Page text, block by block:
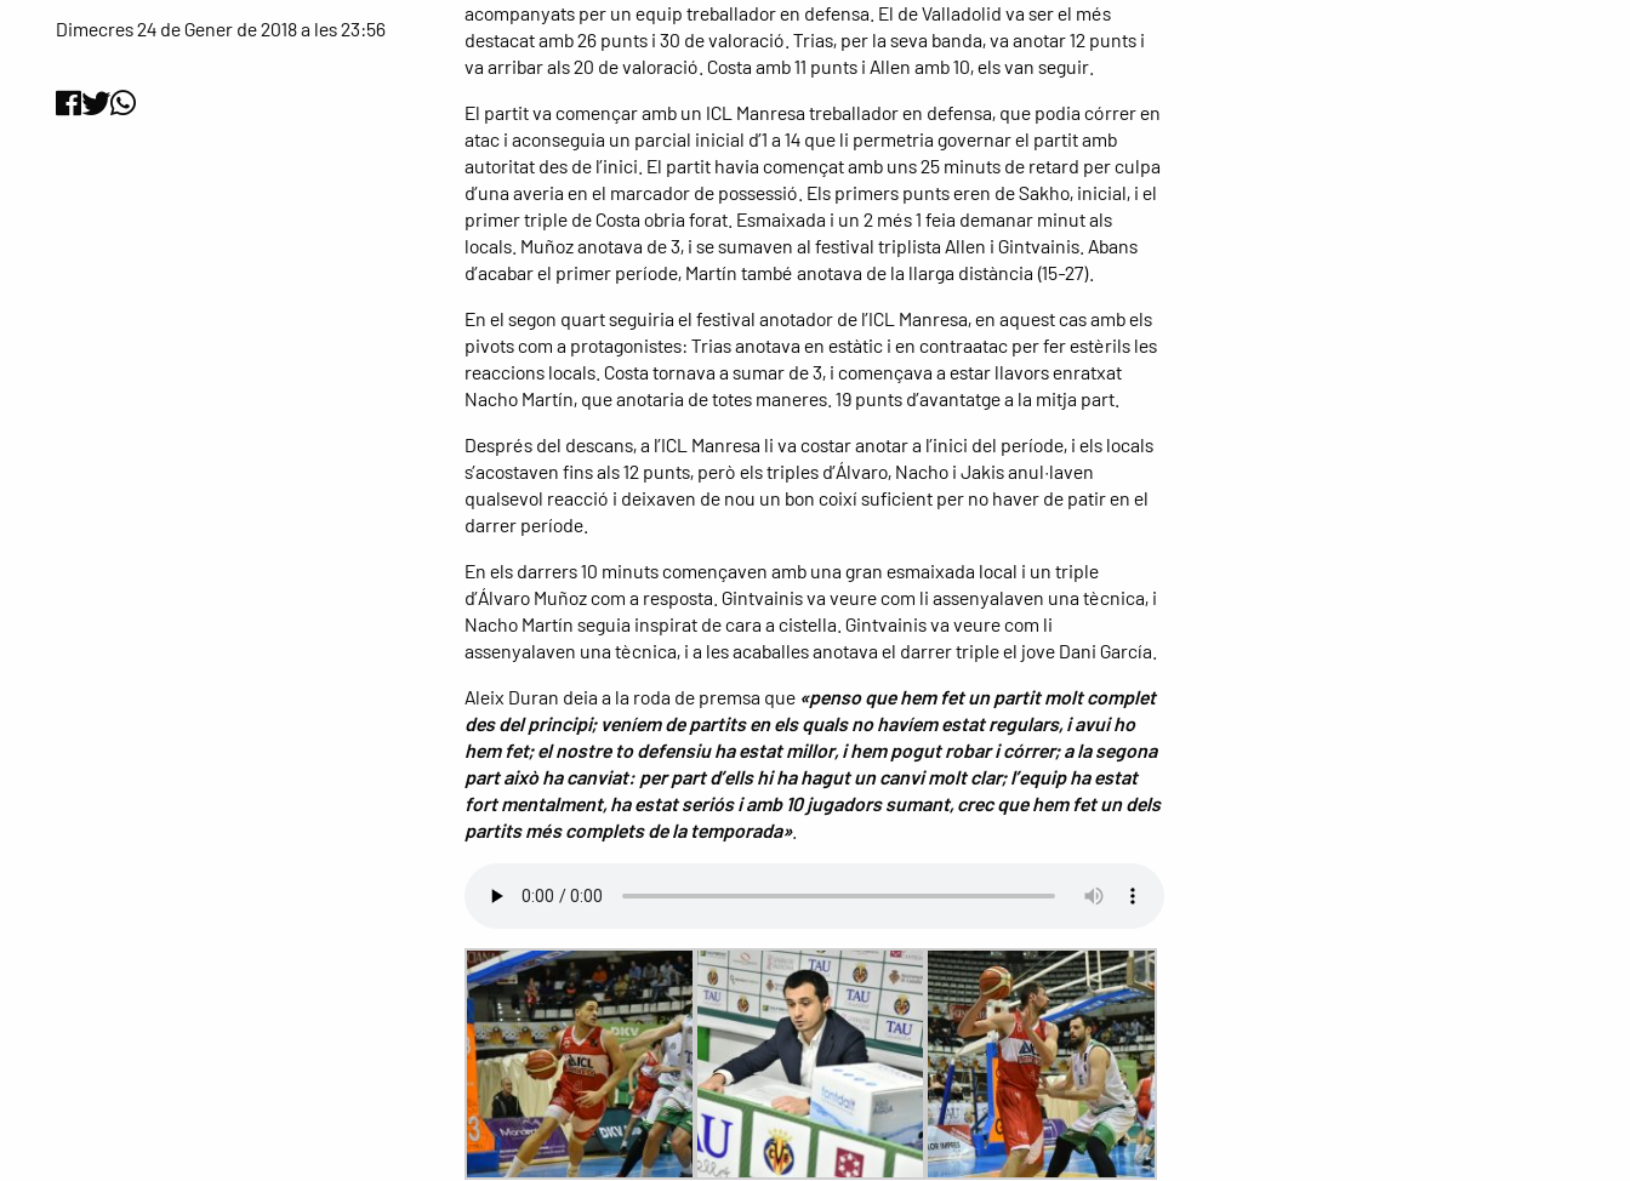
Dimecres 24 de Gener de 2018 a les 23:56
acompanyats per un equip treballador en defensa. El de Valladolid va ser el més
destacat amb 26 punts i 30 de valoració. Trias, per la seva banda, va anotar 12 punts i
va arribar als 20 de valoració. Costa amb 11 punts i Allen amb 10, els van seguir.
El partit va començar amb un ICL Manresa treballador en defensa, que podia córrer en
atac i aconseguia un parcial inicial d’1 a 14 que li permetria governar el partit amb
autoritat des de l’inici. El partit havia començat amb uns 25 minuts de retard per culpa
d’una averia en el marcador de possessió. Els primers punts eren de Sakho, inicial, i el
primer triple de Costa obria forat. Esmaixada i un 2 més 1 feia demanar minut als
locals. Muñoz anotava de 3, i se sumaven al festival triplista Allen i Gintvainis. Abans
d’acabar el primer període, Martín també anotava de la llarga distància (15-27).
En el segon quart seguiria el festival anotador de l’ICL Manresa, en aquest cas amb els
pivots com a protagonistes: Trias anotava en estàtic i en contraatac per fer estèrils les
reaccions locals. Costa tornava a sumar de 3, i començava a estar llavors enratxat
Nacho Martín, que anotaria de totes maneres. 19 punts d’avantatge a la mitja part.
Després del descans, a l’ICL Manresa li va costar anotar a l’inici del període, i els locals
s’acostaven fins als 12 punts, però els triples d’Álvaro, Nacho i Jakis anul·laven
qualsevol reacció i deixaven de nou un bon coixí suficient per no haver de patir en el
darrer període.
En els darrers 10 minuts començaven amb una gran esmaixada local i un triple
d’Álvaro Muñoz com a resposta. Gintvainis va veure com li assenyalaven una tècnica, i
Nacho Martín seguia inspirat de cara a cistella. Gintvainis va veure com li
assenyalaven una tècnica, i a les acaballes anotava el darrer triple el jove Dani García.
Aleix Duran deia a la roda de premsa que «penso que hem fet un partit molt complet
des del principi; veníem de partits en els quals no havíem estat regulars, i avui ho
hem fet; el nostre to defensiu ha estat millor, i hem pogut robar i córrer; a la segona
part això ha canviat: per part d’ells hi ha hagut un canvi molt clar; l’equip ha estat
fort mentalment, ha estat seriós i amb 10 jugadors sumant, crec que hem fet un dels
partits més complets de la temporada».